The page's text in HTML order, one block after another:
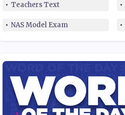
Teachers Text
NAS Model Exam